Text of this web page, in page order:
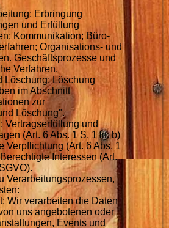
Erbringung
und Erfüllung
Kommunikation; Büro-
Organisations- und
Geschäftsprozesse und
Verfahren.
Löschung: Löschung
im Abschnitt
zur
Löschung".
Vertragserfüllung und
(Art. 6 Abs. 1 S. 1 lit. b)
Verpflichtung (Art. 6 Abs. 1
Interessen (Art.
Verarbeitungsprozessen,
Wir verarbeiten die Daten
uns angebotenen oder
Events und